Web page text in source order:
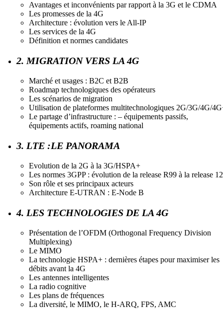
Avantages et inconvénients par rapport à la 3G et le CDMA
Les promesses de la 4G
Architecture : évolution vers le All-IP
Les services de la 4G
Définition et normes candidates
2. MIGRATION VERS LA 4G
Marché et usages : B2C et B2B
Roadmap technologiques des opérateurs
Les scénarios de migration
Utilisation de plateformes multitechnologiques 2G/3G/4G/
Le partage d’infrastructure : – équipements passifs,
équipements actifs, roaming national
3. LTE :LE PANORAMA
Evolution de la 2G à la 3G/HSPA+
Les normes 3GPP : évolution de la release R99 à la release 12
Son rôle et ses principaux acteurs
Architecture E-UTRAN : E-Node B
4. LES TECHNOLOGIES DE LA 4G
Présentation de l’OFDM (Orthogonal Frequency Division
Multiplexing)
Le MIMO
La technologie HSPA+ : dernières étapes pour maximiser les
débits avant la 4G
Les antennes intelligentes
La radio cognitive
Les plans de fréquences
La diversité, le MIMO, le H-ARQ, FPS, AMC